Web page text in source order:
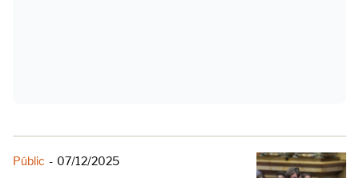
Públic - 07/12/2025